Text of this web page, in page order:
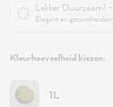
Lekker Duurzaam!
Elegant en
Kleurhoeveelheid kiezen:
1L